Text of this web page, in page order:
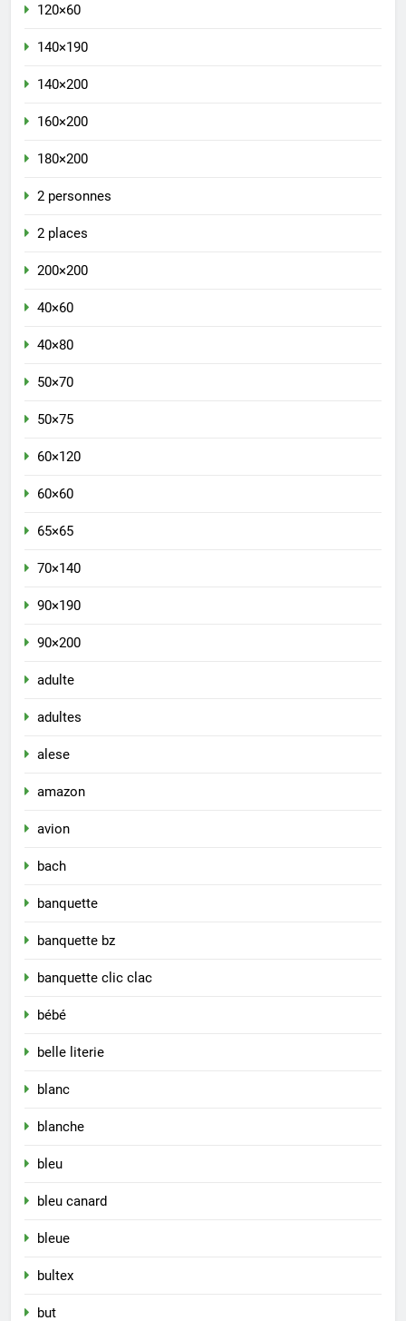
120×60
140×190
140×200
160×200
180×200
2 personnes
2 places
200×200
40×60
40×80
50×70
50×75
60×120
60×60
65×65
70×140
90×190
90×200
adulte
adultes
alese
amazon
avion
bach
banquette
banquette bz
banquette clic clac
bébé
belle literie
blanc
blanche
bleu
bleu canard
bleue
bultex
but